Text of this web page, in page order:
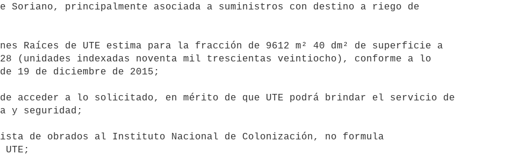
Soriano, principalmente asociada a suministros con destino a riego de
(unidades indexadas noventa mil trescientas veintiocho), conforme a lo
19 de diciembre de 2015;
y seguridad;